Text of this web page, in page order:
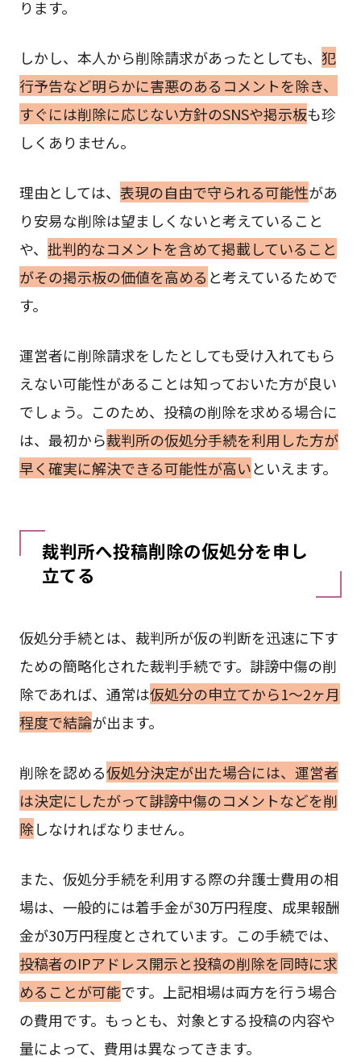
ります。
しかし、本人から削除請求があったとしても、 犯
行予告など明らかに害悪のあるコメントを除き、
すぐには削除に応じない方針のSNSや掲示板も珍
しくありません。
理由としては、 表現の自由で守られる可能性があ
り安易な削除は望ましくないと考えていること
や、 批判的なコメントを含めて掲載していること
がその掲示板の価値を高める と考えているためで
す。
運営者に削除請求をしたとしても受け入れてもら
えない可能性があることは知っておいた方が良い
でしょう。このため、投稿の削除を求める場合に
は、最初から裁判所の仮処分手続を利用した方が
早く確実に解決できる可能性が高いといえます。
裁判所へ投稿削除の仮処分を申し
立てる
仮処分手続とは、裁判所が仮の判断を迅速に下す
ための簡略化された裁判手続です。誹謗中傷の削
除であれば、通常は仮処分の申立てから1～2ヶ月
程度で結論が出ます。
削除を認める仮処分決定が出た場合には、運営者
は決定にしたがって誹謗中傷のコメントなどを削
除しなければなりません。
また、仮処分手続を利用する際の弁護士費用の相
場は、一般的には着手金が30万円程度、成果報酬
金が30万円程度とされています。この手続では、
投稿者のIPアドレス開示と投稿の削除を同時に求
めることが可能です。上記相場は両方を行う場合
の費用です。もっとも、対象とする投稿の内容や
量によって、費用は異なってきます。